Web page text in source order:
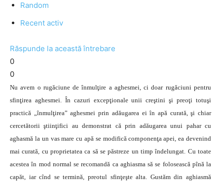
Random
Recent activ
Răspunde la această întrebare
0
0
Nu avem o rugăciune de înmulţire a aghesmei, ci doar rugăciuni pentru
sfinţirea aghesmei. În cazuri excepţionale unii creştini şi preoţi totuşi
practică „înmulţirea” aghesmei prin adăugarea ei în apă curată, şi chiar
cercetătorii ştiinţifici au demonstrat că prin adăugarea unui pahar cu
aghasmă la un vas mare cu apă se modifică componenţa apei, ea devenind
mai curată, cu proprietatea ca să se păstreze un timp îndelungat. Cu toate
acestea în mod normal se recomandă ca aghiasma să se folosească pînă la
capăt, iar cînd se termină, preotul sfinţeşte alta. Gustăm din aghiasmă